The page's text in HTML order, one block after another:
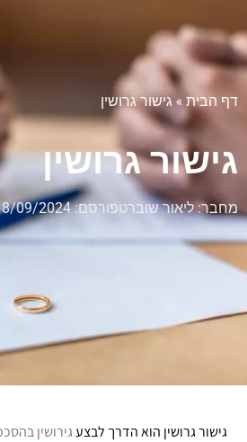
דף הבית»גישור גרושין
גישור גרושין
מחבר:ליאור שוברטפורסם:09/2024
גישור גרושין הוא הדרך לבצעגירושין